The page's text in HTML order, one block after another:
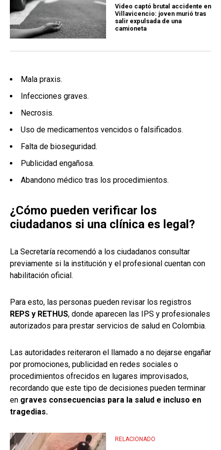
Video captó brutal accidente en
Villavicencio: joven murió tras
salir expulsada de una
camioneta
Mala praxis.
Infecciones graves.
Necrosis.
Uso de medicamentos vencidos o falsificados.
Falta de bioseguridad.
Publicidad engañosa.
Abandono médico tras los procedimientos.
¿Cómo pueden verificar los
ciudadanos si una clínica es legal?
La Secretaría recomendó a los ciudadanos consultar
previamente si la institución y el profesional cuentan con
habilitación oficial.
Para esto, las personas pueden revisar los registros
REPS y RETHUS, donde aparecen las IPS y profesionales
autorizados para prestar servicios de salud en Colombia.
Las autoridades reiteraron el llamado a no dejarse engañar
por promociones, publicidad en redes sociales o
procedimientos ofrecidos en lugares improvisados,
recordando que este tipo de decisiones pueden terminar
en graves consecuencias para la salud e incluso en
tragedias.
RELACIONADO